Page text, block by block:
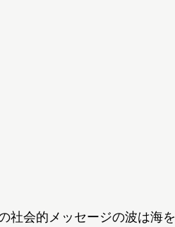
社会的メッセージの波は海を